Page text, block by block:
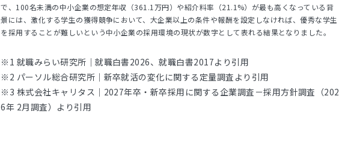
で、100名未満の中小企業の想定年収（361.1万円）や紹介料率（21.1%）が最も高くなっている背
景には、激化する学生の獲得競争において、大企業以上の条件や報酬を設定しなければ、優秀な学生
を採用することが難しいという中小企業の採用環境の現状が数字として表れる結果となりました。
※1 就職みらい研究所｜就職白書2026、就職白書2017より引用
※2 パーソル総合研究所｜新卒就活の変化に関する定量調査より引用
※3 株式会社キャリタス｜2027年卒・新卒採用に関する企業調査－採用方針調査（202
6年 2月調査）より引用